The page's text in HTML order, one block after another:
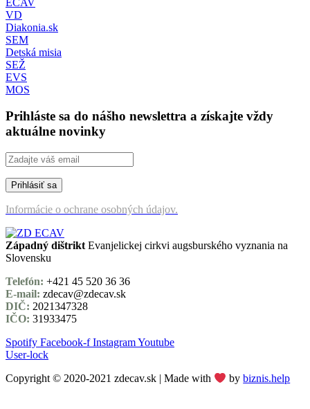
VD
Diakonia.sk
SEM
Detská misia
SEŽ
EVS
MOS
Prihláste sa do nášho newslettra a získajte vždy
aktuálne novinky
Informácie o ochrane osobných údajov.
Západný dištrikt Evanjelickej cirkvi augsburského vyznania na
Slovensku
Telefón: +421 45 520 36 36
E-mail: zdecav@zdecav.sk
DIČ: 2021347328
IČO: 31933475
Spotify Facebook-f InstagramYoutube
User-lock
Copyright © 2020-2021 zdecav.sk | Made with bybiznis.help